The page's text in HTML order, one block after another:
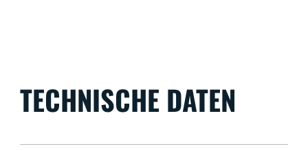
TECHNISCHE DATEN